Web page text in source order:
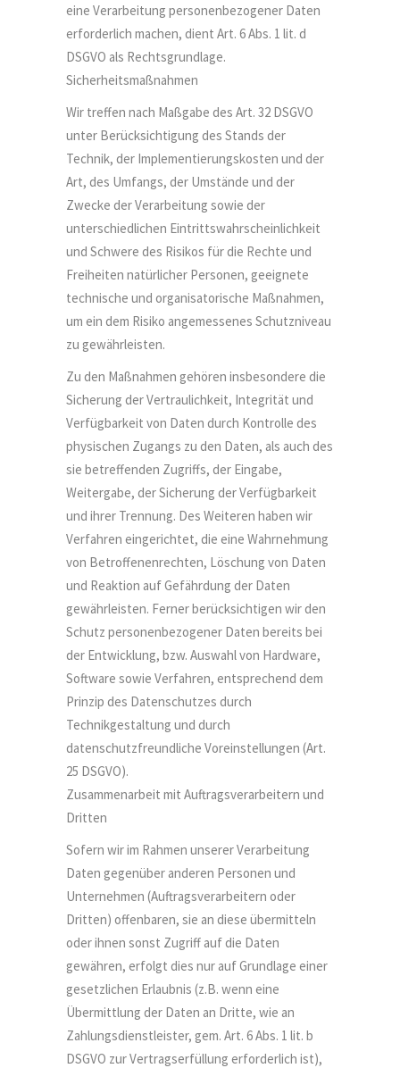
eine Verarbeitung personenbezogener Daten
erforderlich machen, dient Art. 6 Abs. 1 lit. d
DSGVO als Rechtsgrundlage.
Sicherheitsmaßnahmen
Wir treffen nach Maßgabe des Art. 32 DSGVO
unter Berücksichtigung des Stands der
Technik, der Implementierungskosten und der
Art, des Umfangs, der Umstände und der
Zwecke der Verarbeitung sowie der
unterschiedlichen Eintrittswahrscheinlichkeit
und Schwere des Risikos für die Rechte und
Freiheiten natürlicher Personen, geeignete
technische und organisatorische Maßnahmen,
um ein dem Risiko angemessenes Schutzniveau
zu gewährleisten.
Zu den Maßnahmen gehören insbesondere die
Sicherung der Vertraulichkeit, Integrität und
Verfügbarkeit von Daten durch Kontrolle des
physischen Zugangs zu den Daten, als auch des
sie betreffenden Zugriffs, der Eingabe,
Weitergabe, der Sicherung der Verfügbarkeit
und ihrer Trennung. Des Weiteren haben wir
Verfahren eingerichtet, die eine Wahrnehmung
von Betroffenenrechten, Löschung von Daten
und Reaktion auf Gefährdung der Daten
gewährleisten. Ferner berücksichtigen wir den
Schutz personenbezogener Daten bereits bei
der Entwicklung, bzw. Auswahl von Hardware,
Software sowie Verfahren, entsprechend dem
Prinzip des Datenschutzes durch
Technikgestaltung und durch
datenschutzfreundliche Voreinstellungen (Art.
25 DSGVO).
Zusammenarbeit mit Auftragsverarbeitern und
Dritten
Sofern wir im Rahmen unserer Verarbeitung
Daten gegenüber anderen Personen und
Unternehmen (Auftragsverarbeitern oder
Dritten) offenbaren, sie an diese übermitteln
oder ihnen sonst Zugriff auf die Daten
gewähren, erfolgt dies nur auf Grundlage einer
gesetzlichen Erlaubnis (z.B. wenn eine
Übermittlung der Daten an Dritte, wie an
Zahlungsdienstleister, gem. Art. 6 Abs. 1 lit. b
DSGVO zur Vertragserfüllung erforderlich ist),